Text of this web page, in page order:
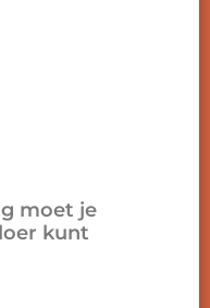
moet je
kunt